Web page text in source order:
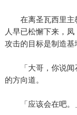
在离圣瓦西里主
人早已松懈下来，凤
攻击的目标是制造基
「大哥，你说闻
的方向道。
「应该会在吧。